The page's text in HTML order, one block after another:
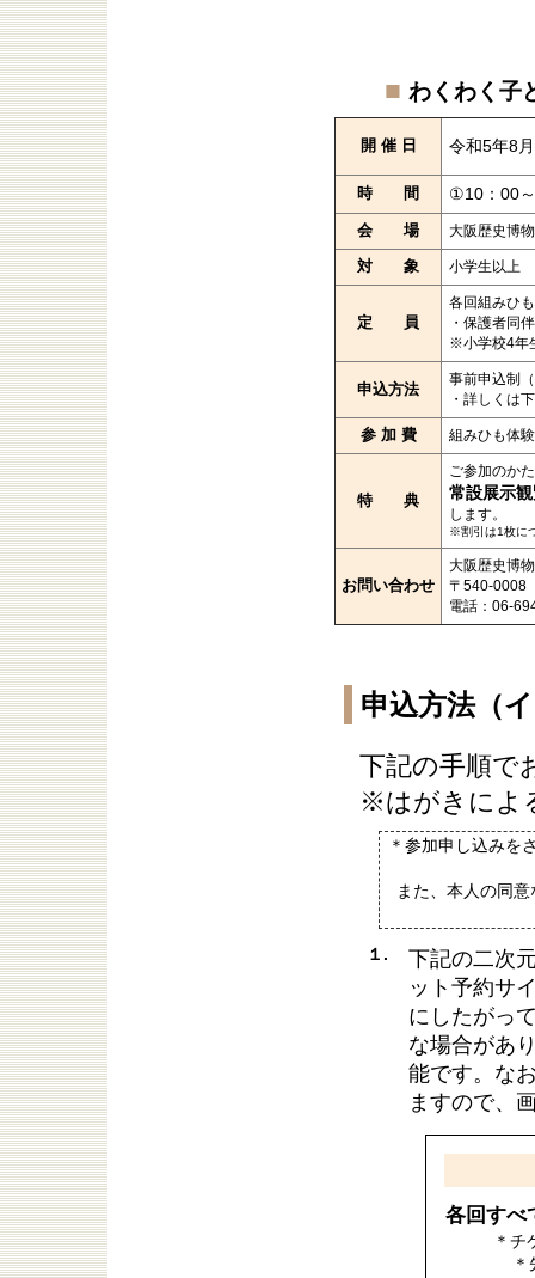
■ わくわく子
開 催 日 令和5年8
時 間 ①10：00
会 場 大阪歴史
対 象 小学生以上
定 員
各回組みひ
・保護者
※小学校4年
申込方法
事前申込制
・詳しくは
参 加 費 組みひも体
特 典
ご参加のか
常設展示
します。
※割引は1枚に
お問い合わせ
大阪歴史博
〒540-0008
電話：06-
申込方法（
下記の手順で
※はがきによ
＊参加申し込みを
また、本人の同
１.
下記の二次
ット予約サ
にしたがっ
な場合があ
能です。な
ますので、
各回す
＊チ